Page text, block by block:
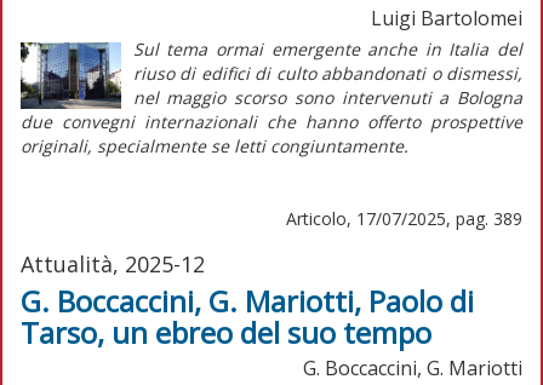
Luigi Bartolomei
Sul tema ormai emergente anche in Italia del
riuso di edifici di culto abbandonati o dismessi,
nel maggio scorso sono intervenuti a Bologna
due convegni internazionali che hanno offerto prospettive
originali, specialmente se letti congiuntamente.
Articolo, 17/07/2025, pag. 389
Attualità, 2025-12
G. Boccaccini, G. Mariotti, Paolo di
Tarso, un ebreo del suo tempo
G. Boccaccini, G. Mariotti